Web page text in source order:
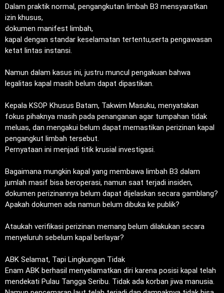
‎Dalam praktik normal, pengangkutan limbah B3 mensyaratkan
izin khusus,
‎dokumen manifest limbah,
‎kapal dengan standar keselamatan tertentu,serta pengawasan
ketat lintas instansi.
‎Namun dalam kasus ini, justru muncul pengakuan bahwa
legalitas kapal masih belum dapat dipastikan.
‎Kepala KSOP Khusus Batam, Takwim Masuku, menyatakan
fokus pihaknya masih pada penanganan agar tumpahan tidak
meluas, dan mengakui belum dapat memastikan perizinan kapal
pengangkut limbah tersebut.
‎Pernyataan ini menjadi titik krusial investigasi.
‎Bagaimana mungkin kapal yang membawa limbah B3 dalam
jumlah masif bisa beroperasi, namun saat terjadi insiden,
dokumen perizinannya belum dapat dijelaskan secara gamblang?
‎Apakah dokumen ada namun belum dibuka ke publik?
‎Ataukah verifikasi perizinan memang belum dilakukan secara
menyeluruh sebelum kapal berlayar?
‎ABK Selamat, Tapi Lingkungan Tidak
‎Enam ABK berhasil menyelamatkan diri karena posisi kapal telah
mendekati Pulau Tangga Seribu. Tidak ada korban jiwa manusia.